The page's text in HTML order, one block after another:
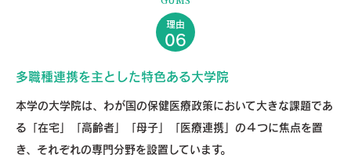
理由
06
多職種連携を主とした特色ある大学院
本学の大学院は、わが国の保健医療政策において大きな課題であ
る「在宅」「高齢者」「母子」「医療連携」の４つに焦点を置
き、それぞれの専門分野を設置しています。